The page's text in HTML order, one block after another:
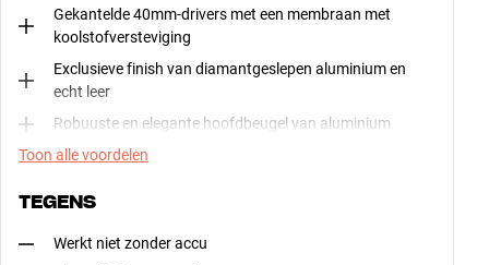
Gekantelde 40mm-drivers met een membraan met
koolstofversteviging
Exclusieve finish van diamantgeslepen aluminium en
echt leer
Robuuste en elegante hoofdbeugel van aluminium
Toon alle voordelen
TEGENS
Werkt niet zonder accu